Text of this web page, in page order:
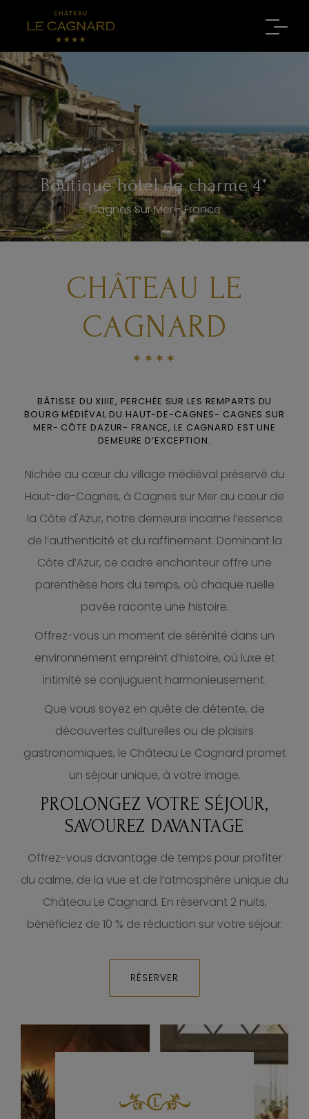
Boutique hôtel de charme 4*
Cagnes Sur Mer - France
CHÂTEAU LE
CAGNARD
****
BÂTISSE DU XIIIE, PERCHÉE SUR LES REMPARTS DU
BOURG MÉDIÉVAL DU HAUT-DE-CAGNES- CAGNES SUR
MER- CÔTE DAZUR- FRANCE, LE CAGNARD EST UNE
DEMEURE D’EXCEPTION.
Nichée au cœur du village médiéval préservé du
Haut-de-Cagnes, à Cagnes sur Mer au cœur de
la Côte d'Azur, notre demeure incarne l’essence
de l’authenticité et du raffinement. Dominant la
Côte d’Azur, ce cadre enchanteur offre une
parenthèse hors du temps, où chaque ruelle
pavée raconte une histoire.
Offrez-vous un moment de sérénité dans un
environnement empreint d’histoire, où luxe et
intimité se conjuguent harmonieusement.
Que vous soyez en quête de détente, de
découvertes culturelles ou de plaisirs
gastronomiques, le Château Le Cagnard promet
un séjour unique, à votre image.
PROLONGEZ VOTRE SÉJOUR,
SAVOUREZ DAVANTAGE
Offrez-vous davantage de temps pour profiter
du calme, de la vue et de l’atmosphère unique du
Château Le Cagnard. En réservant 2 nuits,
bénéficiez de 10 % de réduction sur votre séjour.
RÉSERVER